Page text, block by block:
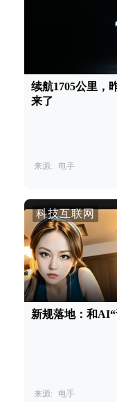
续航1705公里，
来了
来源: 电手
科技互联网
新规落地：和
来源: 电手